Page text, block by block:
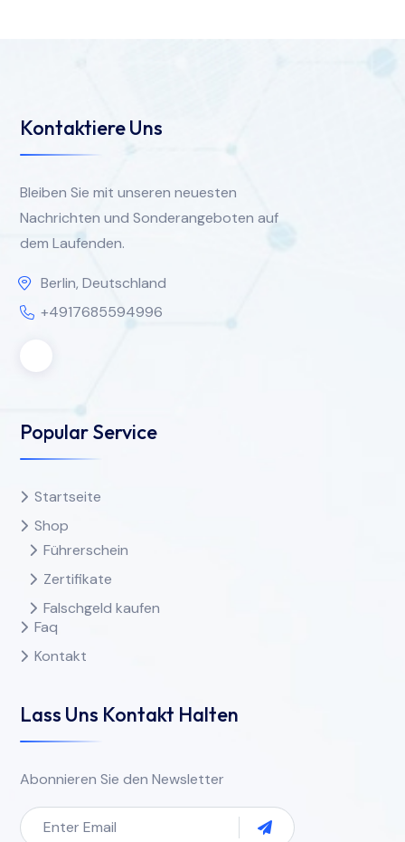
Kontaktiere Uns
Bleiben Sie mit unseren neuesten
Nachrichten und Sonderangeboten auf
dem Laufenden.
Berlin, Deutschland
+4917685594996
Popular Service
Startseite
Shop
Führerschein
Zertifikate
Falschgeld kaufen
Faq
Kontakt
Lass Uns Kontakt Halten
Abonnieren Sie den Newsletter